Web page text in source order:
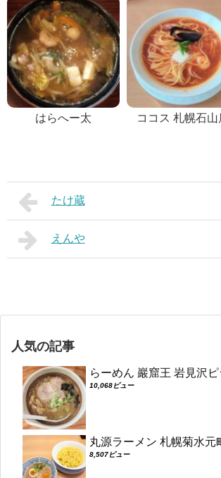
はらへー太 ココス 札幌石山
たけ蔵
えんや
人気の記事
らーめん 巖窟王 岩見沢
10,068ビュー
丸源ラーメン 札幌菊水元
8,507ビュー